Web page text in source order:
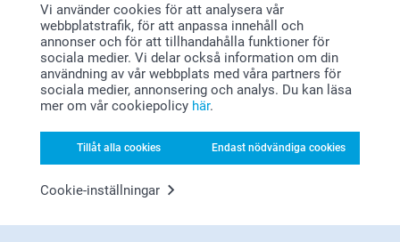
Vi använder cookies för att analysera vår
webbplatstrafik, för att anpassa innehåll och
annonser och för att tillhandahålla funktioner för
sociala medier. Vi delar också information om din
användning av vår webbplats med våra partners för
sociala medier, annonsering och analys. Du kan läsa
mer om vår cookiepolicy här.
Tillåt alla cookies Endast nödvändiga cookies
Cookie-inställningar
Hej Karin,
Stort tack för ditt omdöme av våra fotoförstoringar.
Tack för att du valt att beställa hos oss 😊
Varma hälsningar
Miia @smartphoto
Mona Eriksson,
2025-10-21
Allt bra med tsnke på fotorna
Visa reaktioner
2025-10-24
12:35
Hej Mona,
Stort tack för ditt omdöme av våra fotoförstoringar.
Varma hälsningar
Visa mer